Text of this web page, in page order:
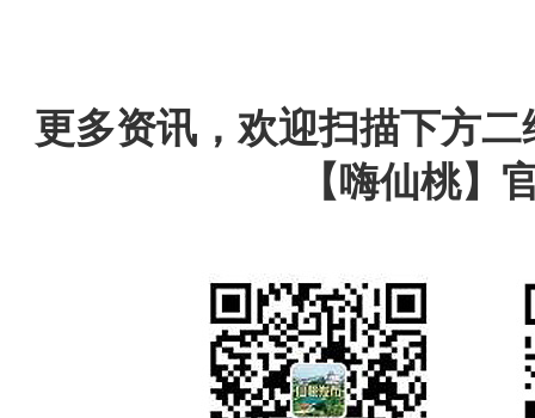
更多资讯，欢迎扫描下方
【嗨仙桃】